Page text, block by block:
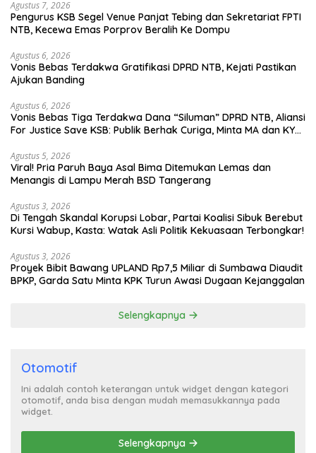
Agustus 7, 2026
Pengurus KSB Segel Venue Panjat Tebing dan Sekretariat FPTI
NTB, Kecewa Emas Porprov Beralih Ke Dompu
Agustus 6, 2026
Vonis Bebas Terdakwa Gratifikasi DPRD NTB, Kejati Pastikan
Ajukan Banding
Agustus 6, 2026
Vonis Bebas Tiga Terdakwa Dana “Siluman” DPRD NTB, Aliansi
For Justice Save KSB: Publik Berhak Curiga, Minta MA dan KY
Agustus 5, 2026
Viral! Pria Paruh Baya Asal Bima Ditemukan Lemas dan
Menangis di Lampu Merah BSD Tangerang
Agustus 3, 2026
Di Tengah Skandal Korupsi Lobar, Partai Koalisi Sibuk Berebut
Kursi Wabup, Kasta: Watak Asli Politik Kekuasaan Terbongkar!
Agustus 3, 2026
Proyek Bibit Bawang UPLAND Rp7,5 Miliar di Sumbawa Diaudit
BPKP, Garda Satu Minta KPK Turun Awasi Dugaan Kejanggalan
Selengkapnya
Otomotif
Ini adalah contoh keterangan untuk widget dengan kategori
otomotif, anda bisa dengan mudah memasukkannya pada
widget.
Selengkapnya